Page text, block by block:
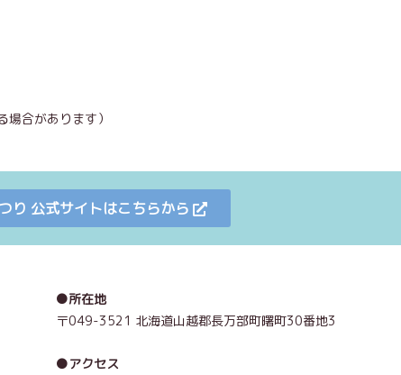
合があります）
り 公式サイトはこちらから
●所在地
〒049-3521 北海道山越郡長万部町曙町30番地3
●アクセス